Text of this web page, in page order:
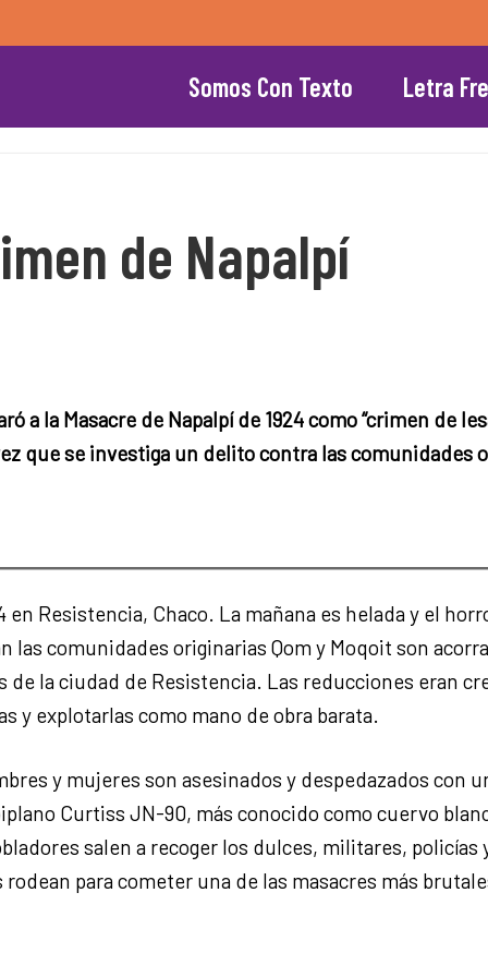
Somos Con Texto Letra
de Napalpí
a la Masacre de Napalpí de 1924 como “crimen de
que se investiga un delito contra las comunidades
en Resistencia, Chaco. La mañana es helada y el
las comunidades originarias Qom y Moqoit son
de la ciudad de Resistencia. Las reducciones eran
y explotarlas como mano de obra barata.
y mujeres son asesinados y despedazados con
Curtiss JN-90, más conocido como cuervo
salen a recoger los dulces, militares,
para cometer una de las masacres más